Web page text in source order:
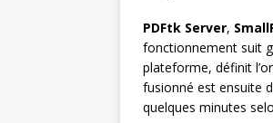
PDFtk Server,
fonctionnement suit
plateforme, définit
fusionné est ensuite
quelques minutes